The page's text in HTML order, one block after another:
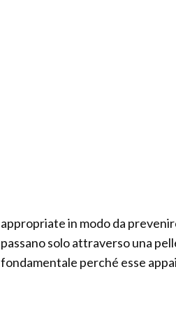
appropriate in modo da
passano solo attraverso una
fondamentale perché esse